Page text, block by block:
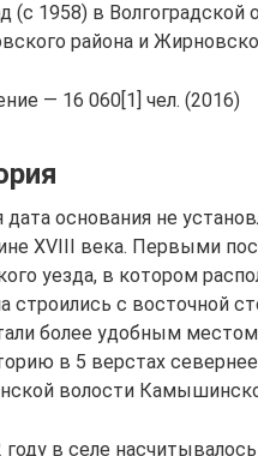
(с 1958) в
района и
— 16 060[1] чел. (2016)
дата основания не
XVIII века. Первыми
уезда, в котором
строились с восточной
более удобным
в 5 верстах
волости
году в селе